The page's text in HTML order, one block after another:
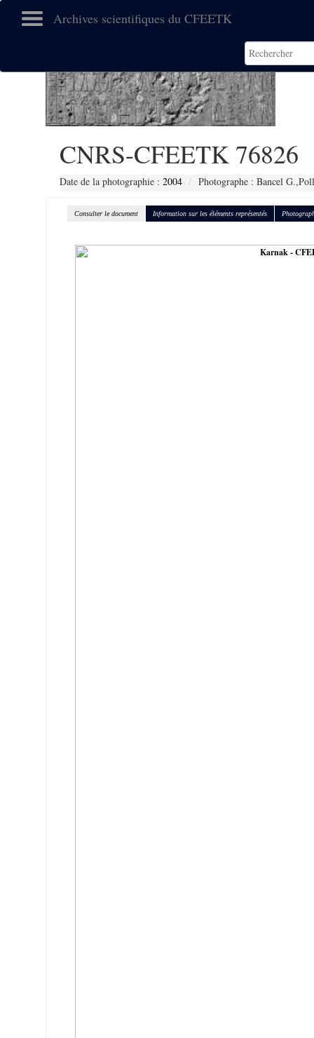
Archives scientifiques du CFEETK
CNRS-CFEETK 76826
Date de la photographie : 2004 Photographe : Bancel
Consulter le document Information sur les éléments représentés